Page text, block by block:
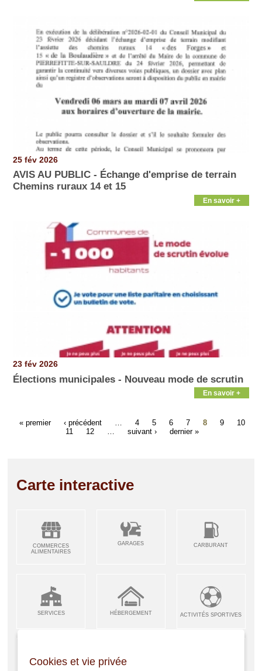
25 fév 2026
AVIS AU PUBLIC - Échange d'emprise de terrain
Chemins ruraux 14 et 15
En savoir +
23 fév 2026
Élections municipales - Nouveau mode de scrutin
En savoir +
« premier ‹ précédent 4 5 6 7 8 9
10
11
12 suivant › dernier »
Carte interactive
COMMERCES
ALIMENTAIRES
GARAGES CARBURANT
SERVICES HÉBERGEMENT ACTIVITÉS SPORTIVES
Cookies et vie privée